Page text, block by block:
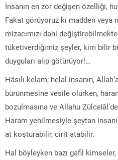
İnsanın en zor değişen özelliği,
Fakat görüyoruz ki madden veya
mizacımızı dahi
tüketiverdiğimiz şeyler, kim bilir
duyguları alıp götürüyor!…
Hâsılı kelam; helal insanın,
bürünmesine vesile olurken,
bozulmasına ve Allahu
Haram yenilmesiyle şeytan
at koşturabilir, cirit atabilir.
Hal böyleyken bazı gafil